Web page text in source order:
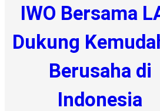
IWO Bersama
Dukung
Berusaha di
Indonesia